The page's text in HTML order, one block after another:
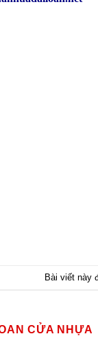
Bài viết này
CỬA NHỰA